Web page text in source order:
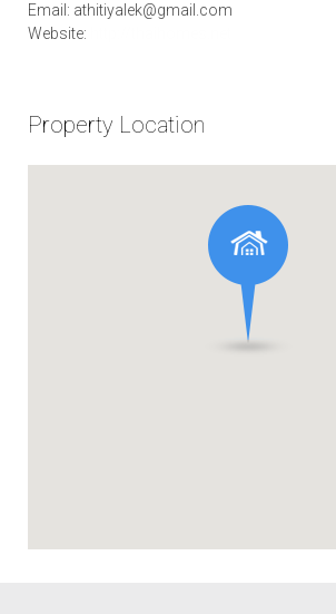
Email: athitiyalek@gmail.com
Website:
Property Location